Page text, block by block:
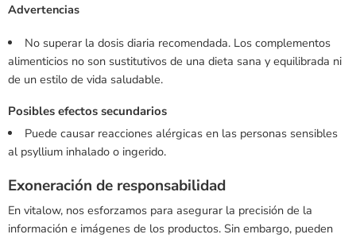
Advertencias
No superar la dosis diaria recomendada. Los complementos
alimenticios no son sustitutivos de una dieta sana y equilibrada ni
de un estilo de vida saludable.
Posibles efectos secundarios
Puede causar reacciones alérgicas en las personas sensibles
al psyllium inhalado o ingerido.
Exoneración de responsabilidad
En vitalow, nos esforzamos para asegurar la precisión de la
información e imágenes de los productos. Sin embargo, pueden